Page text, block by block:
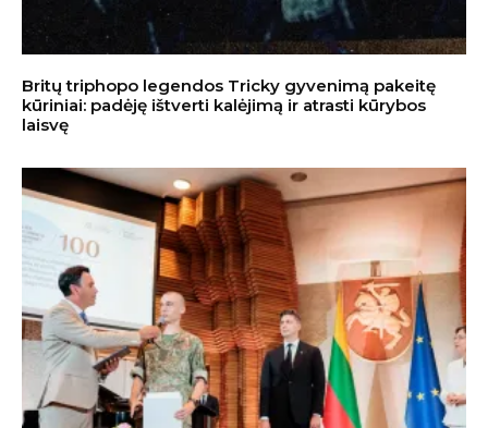
Britų triphopo legendos Tricky gyvenimą pakeitę
kūriniai: padėję ištverti kalėjimą ir atrasti kūrybos
laisvę